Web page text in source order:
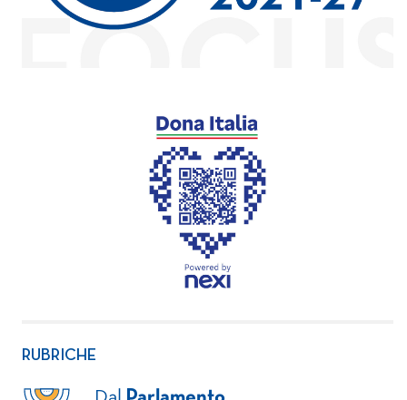
RUBRICHE